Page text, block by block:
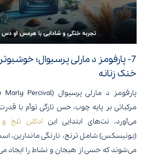
7- پارفومز د مارلی پرسیوال؛
خنک زنانه
مرکباتی بر پایه‌ چوب، حس تازگی توأم با
می‌آورد. نت‌های ابتدایی این ادكلن تلخ
(یونیسکس) شامل ترنج، نارنگی ماندارین،
می‌شوند که حسی از هیجان و نشاط را ایجاد